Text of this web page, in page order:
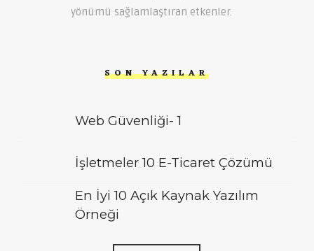
yönümü sağlamlaştıran etkenler.
SON YAZILAR
Web Güvenliği- 1
İşletmeler 10 E-Ticaret Çözümü
En İyi 10 Açık Kaynak Yazılım
Örneği